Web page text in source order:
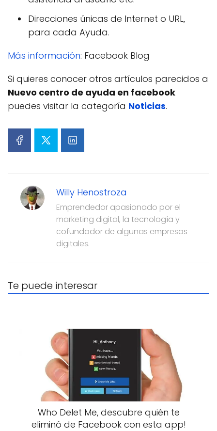
Direcciones únicas de Internet o URL,
para cada Ayuda.
Más información: Facebook Blog
Si quieres conocer otros artículos parecidos a
Nuevo centro de ayuda en facebook
puedes visitar la categoría Noticias.
Willy Henostroza
Emprendedor apasionado por el
marketing digital, la tecnología y
cofundador de algunas empresas
digitales.
Te puede interesar
Who Delet Me, descubre quién te
eliminó de Facebook con esta app!